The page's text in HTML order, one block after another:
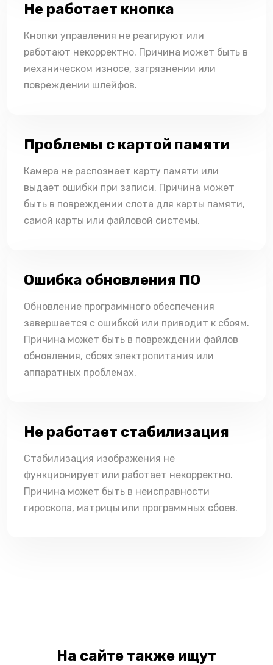
Не работает кнопка
Кнопки управления не реагируют или
работают некорректно. Причина может быть в
механическом износе, загрязнении или
повреждении шлейфов.
Проблемы с картой памяти
Камера не распознает карту памяти или
выдает ошибки при записи. Причина может
быть в повреждении слота для карты памяти,
самой карты или файловой системы.
Ошибка обновления ПО
Обновление программного обеспечения
завершается с ошибкой или приводит к сбоям.
Причина может быть в повреждении файлов
обновления, сбоях электропитания или
аппаратных проблемах.
Не работает стабилизация
Стабилизация изображения не
функционирует или работает некорректно.
Причина может быть в неисправности
гироскопа, матрицы или программных сбоев.
На сайте также ищут